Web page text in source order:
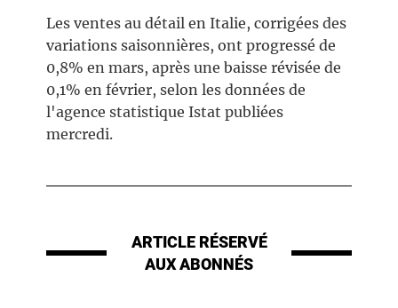
Les ventes au détail en Italie, corrigées des
variations saisonnières, ont progressé de
0,8% en mars, après une baisse révisée de
0,1% en février, selon les données de
l'agence statistique Istat publiées
mercredi.
ARTICLE RÉSERVÉ
AUX ABONNÉS